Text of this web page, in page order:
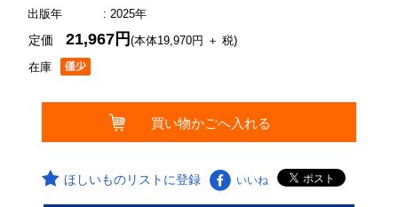
出版年
: 2025年
在庫
定価21,967円(本体19,970円 ＋ 税)
ほしいものリストに登録 いいね